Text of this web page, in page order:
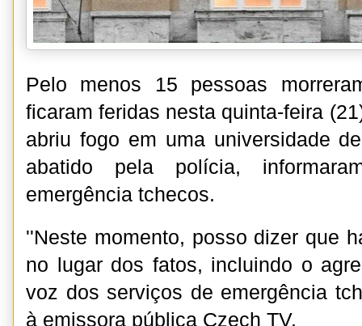
Pelo menos 15 pessoas
ficaram feridas nesta quinta-feira
abriu fogo em uma universidade
abatido pela polícia,
emergência tchecos.
''Neste momento, posso dizer que
no lugar dos fatos, incluindo o
voz dos serviços de emergência
à emissora pública Czech TV.